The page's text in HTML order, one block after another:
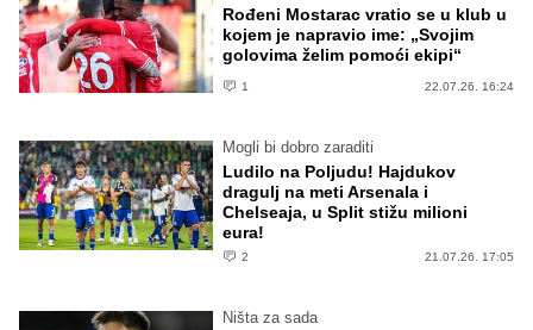
Rođeni Mostarac vratio se u klub u
kojem je napravio ime: „Svojim
golovima želim pomoći ekipi“
1 22.07.26. 16:24
Mogli bi dobro zaraditi
Ludilo na Poljudu! Hajdukov
dragulj na meti Arsenala i
Chelseaja, u Split stižu milioni
eura!
2 21.07.26. 17:05
Ništa za sada